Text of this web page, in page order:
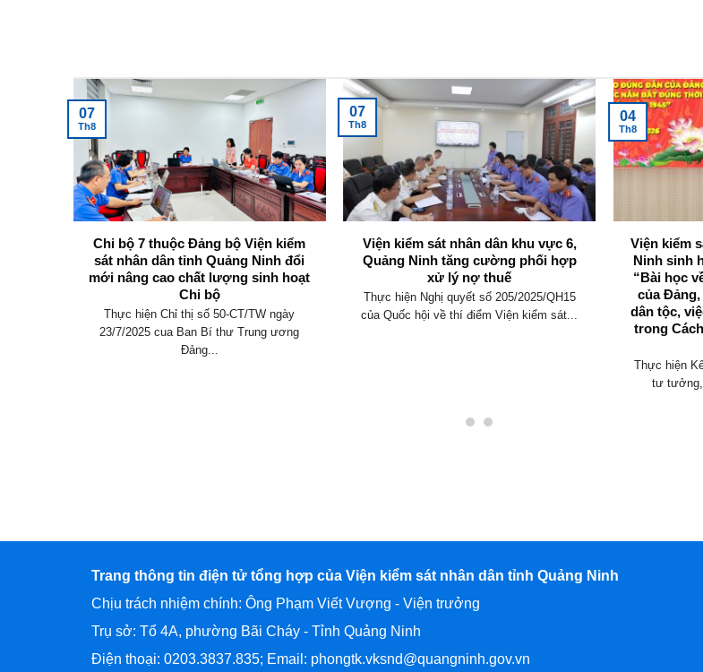
Chi bộ 7 thuộc Đảng bộ Viện kiểm
sát nhân dân tỉnh Quảng Ninh đổi
mới nâng cao chất lượng sinh hoạt
Chi bộ
Thực hiện Chỉ thị số 50-CT/TW ngày
23/7/2025 cua Ban Bí thư Trung ương
Đảng...
07
Th8
Viện kiểm sát nhân dân khu vực 6,
Quảng Ninh tăng cường phối hợp
xử lý nợ thuế
Thực hiện Nghị quyết số 205/2025/QH15
của Quốc hội về thí điểm Viện kiểm sát...
07
Th8
Viện kiểm
Ninh sinh
“Bài học
của
dân tộc,
trong
Thực hiện
tư tưởng,
04
Th8
Trang thông tin điện tử tổng hợp của Viện kiểm sát nhân dân tỉnh Quảng Ninh
Chịu trách nhiệm chính: Ông Phạm Viết Vượng - Viện trưởng
Trụ sở: Tổ 4A, phường Bãi Cháy - Tỉnh Quảng Ninh
Điện thoại: 0203.3837.835; Email: phongtk.vksnd@quangninh.gov.vn